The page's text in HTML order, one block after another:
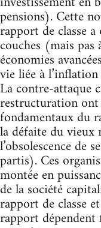
pensions). Cette
rapport de classe
couches (mais
économies
vie liée à
La contre-attaque
restructuration ont
fondamentaux du
la défaite du
l’obsolescence de
partis). Ces
montée en
de la société
rapport de classe
rapport dépendent